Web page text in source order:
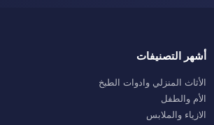
أشهر التصنيفات
الأثاث المنزلي وادوات الطبخ
الأم والطفل
الازياء والملابس